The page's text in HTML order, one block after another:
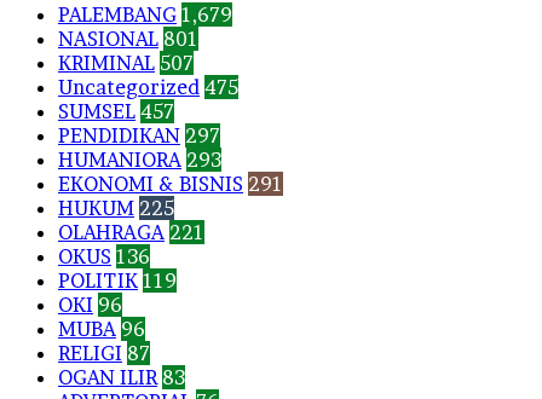
PALEMBANG 1,679
NASIONAL 801
KRIMINAL 507
Uncategorized 475
SUMSEL 457
PENDIDIKAN 297
HUMANIORA 293
EKONOMI & BISNIS 291
HUKUM 225
OLAHRAGA 221
OKUS 136
POLITIK 119
OKI 96
MUBA 96
RELIGI 87
OGAN ILIR 83